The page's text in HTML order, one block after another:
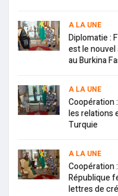
A LA UNE
Diplomatie :
est le nouvel
au Burkina
A LA UNE
Coopération
les relations
Turquie
A LA UNE
Coopération
République
lettres de